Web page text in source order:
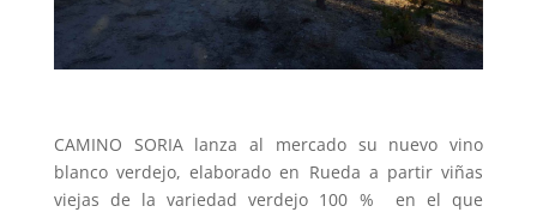
CAMINO SORIA lanza al mercado su nuevo vino
blanco verdejo, elaborado en Rueda a partir viñas
viejas de la variedad verdejo 100 % en el que